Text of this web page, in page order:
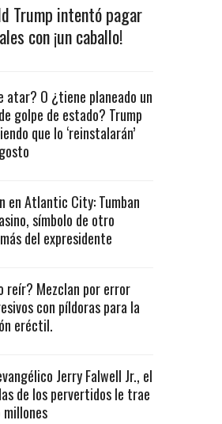
Trump intentó pagar
con ¡un caballo!
atar? O ¿tiene planeado un
golpe de estado? Trump
que lo ‘reinstalarán’
en Atlantic City: Tumban
símbolo de otro
del expresidente
reír? Mezclan por error
con píldoras para la
eréctil.
Jerry Falwell Jr., el
de los pervertidos le trae
millones